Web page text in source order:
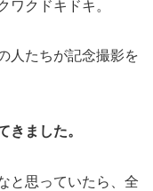
ワクドキドキ。
人たちが記念撮影を
きました。
と思っていたら、全